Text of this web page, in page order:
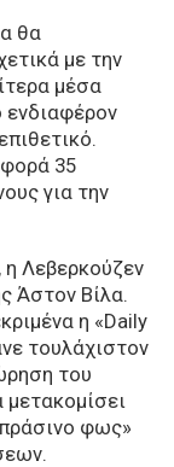
θα
με την
μέσα
ενδιαφέρον
35
για την
Λεβερκούζεν
Άστον Βίλα.
η «Daily
τουλάχιστον
του
μετακομίσει
φως»